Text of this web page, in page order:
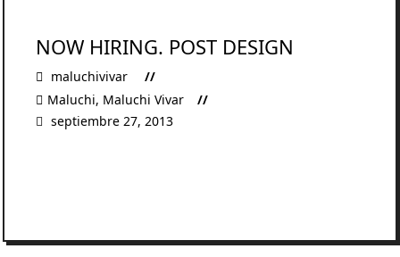
NOW HIRING. POST DESIGN
maluchivivar
Maluchi, Maluchi Vivar
septiembre 27, 2013